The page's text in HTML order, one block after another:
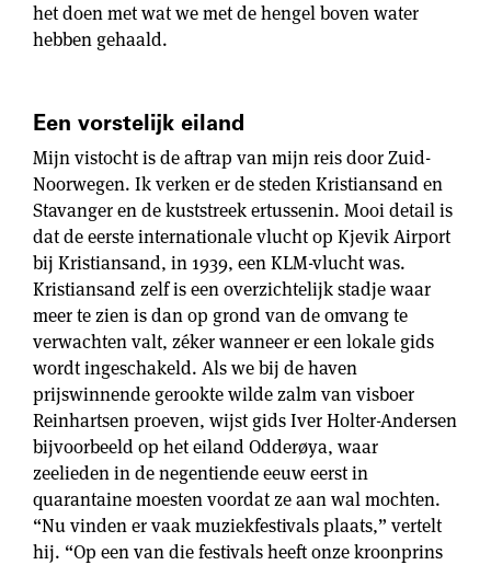
het doen met wat we met de hengel boven water
hebben gehaald.
Een vorstelijk eiland
Mijn vistocht is de aftrap van mijn reis door Zuid-
Noorwegen. Ik verken er de steden Kristiansand en
Stavanger en de kuststreek ertussenin. Mooi detail is
dat de eerste internationale vlucht op Kjevik Airport
bij Kristiansand, in 1939, een KLM-vlucht was.
Kristiansand zelf is een overzichtelijk stadje waar
meer te zien is dan op grond van de omvang te
verwachten valt, zéker wanneer er een lokale gids
wordt ingeschakeld. Als we bij de haven
prijswinnende gerookte wilde zalm van visboer
Reinhartsen proeven, wijst gids Iver Holter-Andersen
bijvoorbeeld op het eiland Odderøya, waar
zeelieden in de negentiende eeuw eerst in
quarantaine moesten voordat ze aan wal mochten.
“Nu vinden er vaak muziekfestivals plaats,” vertelt
hij. “Op een van die festivals heeft onze kroonprins